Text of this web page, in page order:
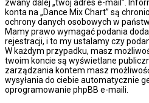
zwany dalej „twój adres e-mail”.
konta na „Dance Mix Chart” są
ochrony danych osobowych w
Mamy prawo wymagać podania
rejestracji, i to my ustalamy czy
W każdym przypadku, masz
twoim koncie są wyświetlane
zarządzania kontem masz
wysyłania do ciebie automatycznie
oprogramowanie phpBB e-maili.